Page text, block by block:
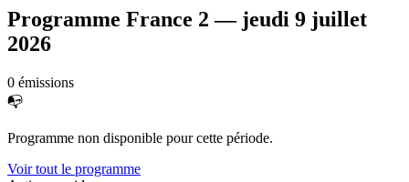
Programme France 2 — jeudi 9 juillet
2026
0 émissions
📭
Programme non disponible pour cette période.
Voir tout le programme